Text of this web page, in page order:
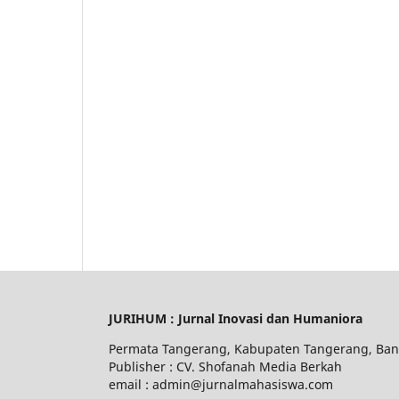
JURIHUM : Jurnal Inovasi dan Humaniora
Permata Tangerang, Kabupaten Tangerang,
Publisher : CV. Shofanah Media Berkah
email : admin@jurnalmahasiswa.com